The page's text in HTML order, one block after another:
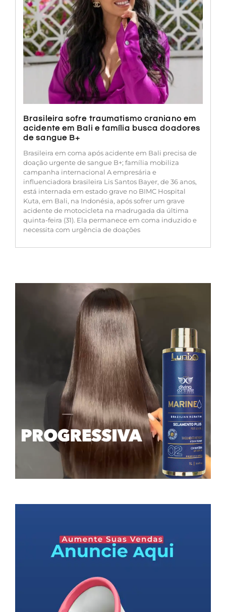
Brasileira sofre traumatismo craniano em
acidente em Bali e família busca doadores
de sangue B+
Brasileira em coma após acidente em Bali precisa de
doação urgente de sangue B+; família mobiliza
campanha internacional A empresária e
influenciadora brasileira Lis Santos Bayer, de 36 anos,
está internada em estado grave no BIMC Hospital
Kuta, em Bali, na Indonésia, após sofrer um grave
acidente de motocicleta na madrugada da última
quinta-feira (31). Ela permanece em coma induzido e
necessita com urgência de doações